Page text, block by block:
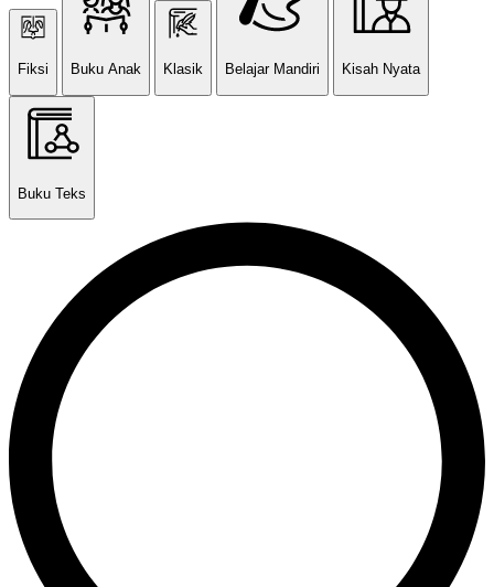
Fiksi Buku Anak Klasik Belajar Mandiri Kisah Nyata
Buku Teks